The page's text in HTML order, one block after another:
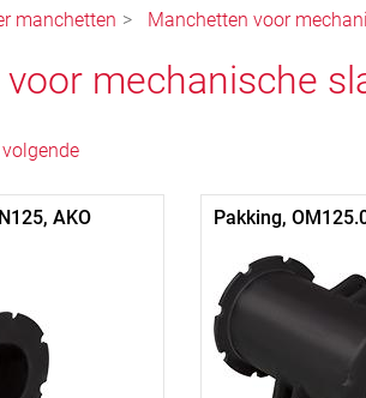
manchetten Manchetten voor
mechanische
volgende
AKO Pakking,